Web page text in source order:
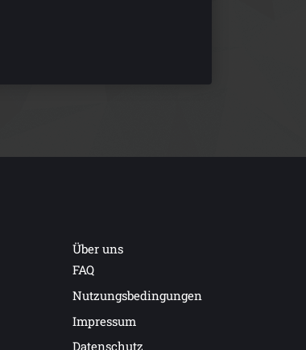
Über uns
FAQ
Nutzungsbedingungen
Impressum
Datenschutz